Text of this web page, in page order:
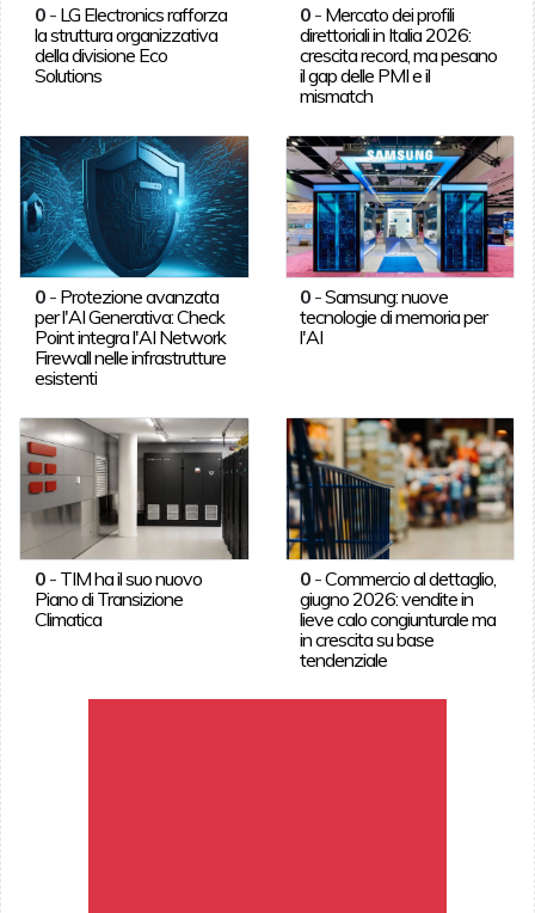
0- LG Electronics rafforza
la struttura organizzativa
della divisione Eco
Solutions
0 - Mercato dei profili
direttoriali in Italia 2026:
crescita record, ma pesano
il gap delle PMI e il
mismatch
0- Protezione avanzata
per l'AI Generativa: Check
Point integra l'AI Network
Firewall nelle infrastrutture
esistenti
0 -Samsung: nuove
tecnologie di memoria per
l'AI
0- TIM ha il suo nuovo
Piano di Transizione
Climatica
0 -Commercio al dettaglio,
giugno 2026: vendite in
lieve calo congiunturale ma
in crescita su base
tendenziale